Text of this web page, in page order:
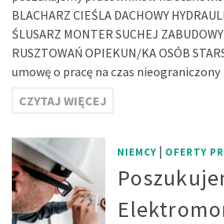
BLACHARZ CIEŚLA DACHOWY
ŚLUSARZ MONTER SUCHEJ
RUSZTOWAŃ OPIEKUN/KA OSÓB
umowę o pracę na czas
CZYTAJ WIĘCEJ
NIEMCY | OFERTY